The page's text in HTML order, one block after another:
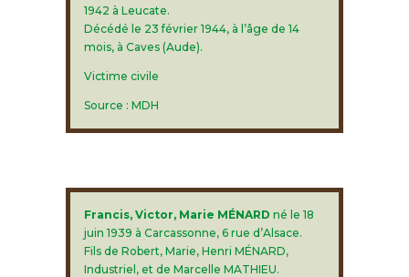
1942 à Leucate.
Décédé le 23 février 1944, à l’âge de 14
mois, à Caves (Aude).
Victime civile
Source : MDH
Francis, Victor, Marie MÉNARD né le 18
juin 1939 à Carcassonne, 6 rue d’Alsace.
Fils de Robert, Marie, Henri MÉNARD,
Industriel, et de Marcelle MATHIEU.